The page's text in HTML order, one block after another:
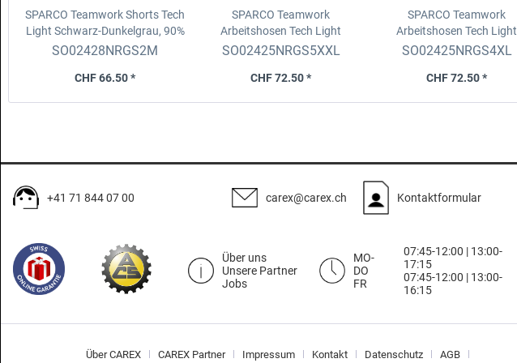
SPARCO Teamwork Shorts Tech
Light Schwarz-Dunkelgrau, 90%
Nylon, Grösse M
SO02428NRGS2M
CHF 66.50 *
SPARCO Teamwork
Arbeitshosen Tech Light
Schwarz-Dunkelgrau, 90%
SO02425NRGS5XXL
CHF 72.50 *
SPARCO Teamwork
Arbeitshosen Tech Light
Schwarz-Dunkelgrau, 90%
SO02425NRGS4XL
CHF 72.50 *
+41 71 844 07 00 carex@carex.ch Kontaktformular
Über uns
Unsere Partner
Jobs
MO-
DO
FR
07:45-12:00 | 13:00-
17:15
07:45-12:00 | 13:00-
16:15
Über CAREX CAREX Partner Impressum Kontakt Datenschutz AGB